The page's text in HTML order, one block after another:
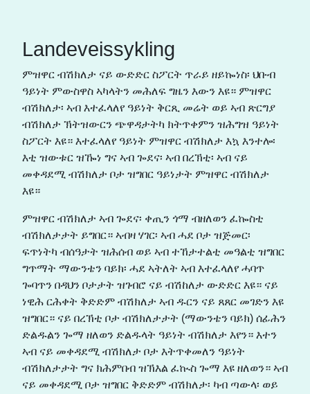
Landeveissykling
ምዝዋር ብሽክለታ ናይ ውድድር ስፖርት ጥራይ ዘይኰነስ፡ ህቡብ
ዓይነት ምውስዋስ ኣካላትን መሕለፍ ግዜን እውን እዩ። ምዝዋር
ብሽክለታ፡ ኣብ እተፈላለየ ዓይነት ቅርጺ መሬት ወይ ኣብ ጽርግያ
ብሽክለታ ኽትዝውርን ጭዋዳታትካ ክትጥቀምን ዝሕግዝ ዓይነት
ስፖርት እዩ። እተፈላለየ ዓይነት ምዝዋር ብሽክለታ እኳ እንተሎ፡
እቲ ዝውቱር ዝዀነ ግና ኣብ ጐደና፡ ኣብ በረኽቲ፡ ኣብ ናይ
መቀዳደሚ ብሽክለታ ቦታ ዝግበር ዓይነታት ምዝዋር ብሽክለታ
እዩ።
ምዝዋር ብሽክለታ ኣብ ጐደና፡ ቀጢን ጎማ ብዘለወን ፈኰስቲ
ብሽክለታታት ይግበር። ኣብዛ ሃገር፡ ኣብ ሓደ ቦታ ዝጅመር፡
ፍጥነትካ ብሰዓታት ዝሕሰብ ወይ ኣብ ተኸታተልቲ መዓልቲ ዝግበር
ግጥማት ማውንቴን ባይክ፡ ሓደ ኣትለት ኣብ እተፈላለየ ሓባጥ
ጐባጥን በዳህን ቦታታት ዝገብሮ ናይ ብሽከለታ ውድድር እዩ። ናይ
ነዊሕ ርሕቀት ቅድድም ብሽክለታ ኣብ ዱርን ናይ ጸጸር መገድን እዩ
ዝግበር። ናይ በረኽቲ ቦታ ብሽክለታታት (ማውንቴን ባይክ) ሰፊሕን
ድልዱልን ጐማ ዘለወን ድልዱላት ዓይነት ብሽክለታ እየን። እተን
ኣብ ናይ መቀዳደሚ ብሽክለታ ቦታ እትጥቀመለን ዓይነት
ብሽክለታታት ግና ክሕምበብ ዝኽእል ፈኲስ ጐማ እዩ ዘለወን። ኣብ
ናይ መቀዳደሚ ቦታ ዝግበር ቅድድም ብሽክለታ፡ ካብ ጣውላ፡ ወይ